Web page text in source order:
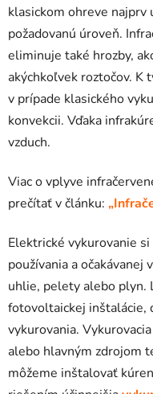
klasickom ohreve najprv
požadovanú úroveň.
eliminuje také hrozby,
akýchkoľvek roztočov. K
v prípade klasického
konvekcii. Vďaka
vzduch.
Viac o vplyve
prečítať v článku:
Elektrické vykurovanie
používania a
uhlie, pelety alebo plyn.
fotovoltaickej
vykurovania.
alebo hlavným zdrojom
môžeme inštalovať